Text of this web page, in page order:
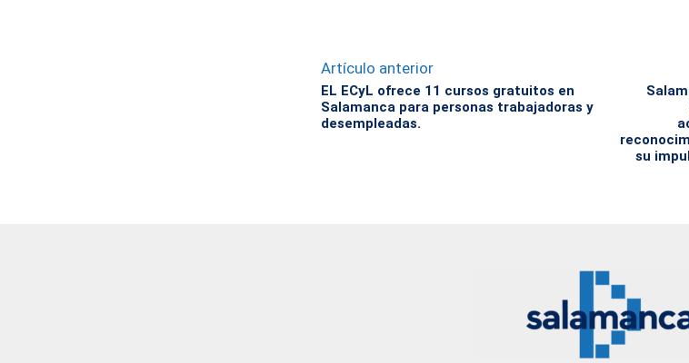
Artículo anterior
EL ECyL ofrece 11 cursos gratuitos en
Salamanca para personas trabajadoras y
desempleadas.
su